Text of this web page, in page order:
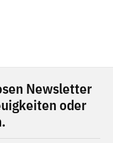
Newsletter
oder